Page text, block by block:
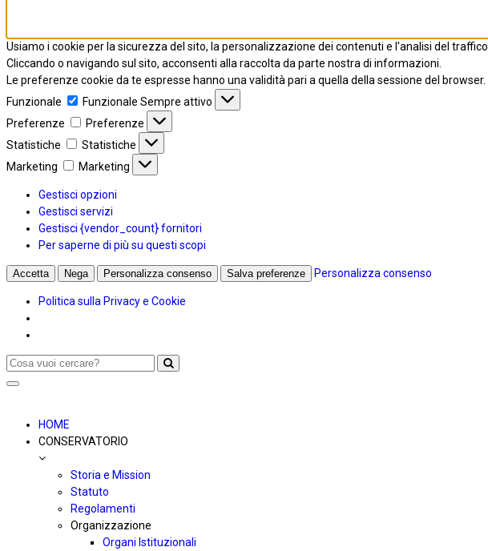
Usiamo i cookie per la sicurezza del sito, la personalizzazione dei contenuti e l'analisi del traffico.
Cliccando o navigando sul sito, acconsenti alla raccolta da parte nostra di informazioni.
Le preferenze cookie da te espresse hanno una validità pari a quella della sessione del browser.
Funzionale
Funzionale Sempre attivo
Preferenze
Preferenze
Statistiche
Statistiche
Marketing
Marketing
Gestisci opzioni
Gestisci servizi
Gestisci {vendor_count} fornitori
Per saperne di più su questi scopi
Accetta Nega Personalizza consenso Salva preferenze Personalizza consenso
Politica sulla Privacy e Cookie
Toggle
HOME
CONSERVATORIO
Storia e Mission
Statuto
Regolamenti
Organizzazione
Organi Istituzionali